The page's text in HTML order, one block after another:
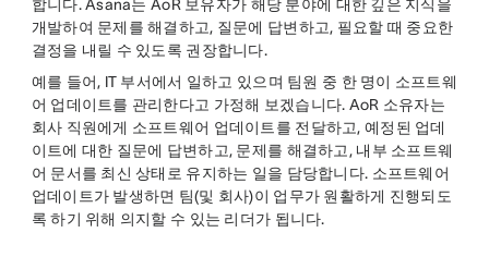
합니다. Asana는 AoR 보유자가 해당 분야에 대한 깊은 지식을
개발하여 문제를 해결하고, 질문에 답변하고, 필요할 때 중요한
결정을 내릴 수 있도록 권장합니다.
예를 들어, IT 부서에서 일하고 있으며 팀원 중 한 명이 소프트웨
어 업데이트를 관리한다고 가정해 보겠습니다. AoR 소유자는
회사 직원에게 소프트웨어 업데이트를 전달하고, 예정된 업데
이트에 대한 질문에 답변하고, 문제를 해결하고, 내부 소프트웨
어 문서를 최신 상태로 유지하는 일을 담당합니다. 소프트웨어
업데이트가 발생하면 팀(및 회사)이 업무가 원활하게 진행되도
록 하기 위해 의지할 수 있는 리더가 됩니다.